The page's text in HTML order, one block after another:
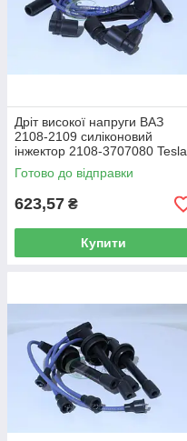
Дріт високої напруги ВАЗ
2108-2109 силіконовий
інжектор 2108-3707080 Tesla
Готово до відправки
623,57 ₴
Купити